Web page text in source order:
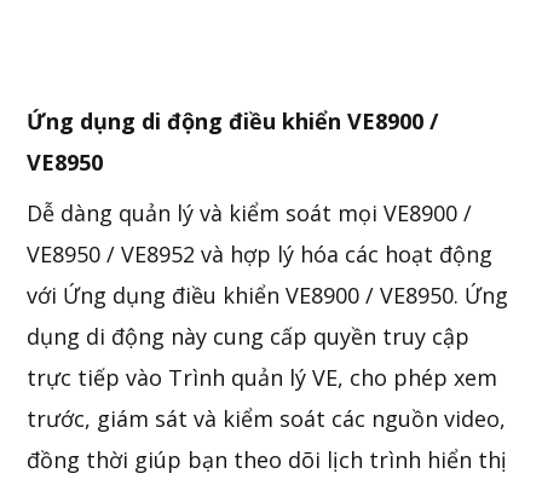
Ứng dụng di động điều khiển VE8900 /
VE8950
Dễ dàng quản lý và kiểm soát mọi VE8900 /
VE8950 / VE8952 và hợp lý hóa các hoạt động
với Ứng dụng điều khiển VE8900 / VE8950. Ứng
dụng di động này cung cấp quyền truy cập
trực tiếp vào Trình quản lý VE, cho phép xem
trước, giám sát và kiểm soát các nguồn video,
đồng thời giúp bạn theo dõi lịch trình hiển thị